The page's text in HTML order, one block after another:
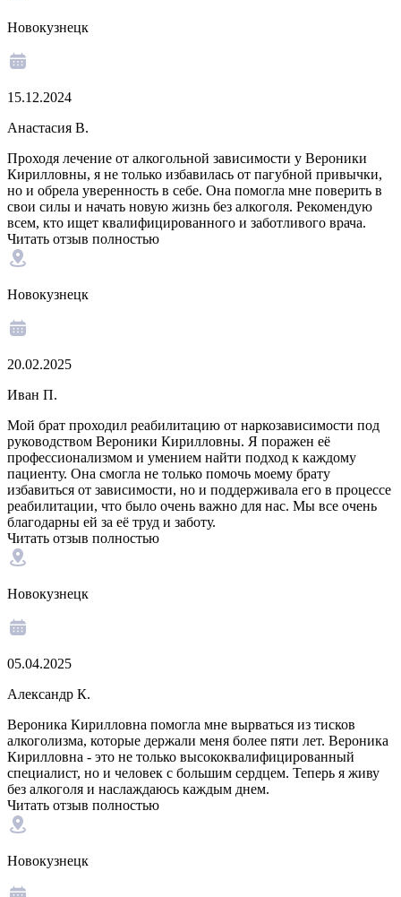
Новокузнецк
15.12.2024
Анастасия В.
Проходя лечение от алкогольной зависимости у Вероники
Кирилловны, я не только избавилась от пагубной привычки,
но и обрела уверенность в себе. Она помогла мне поверить в
свои силы и начать новую жизнь без алкоголя. Рекомендую
всем, кто ищет квалифицированного и заботливого врача.
Читать отзыв полностью
Новокузнецк
20.02.2025
Иван П.
Мой брат проходил реабилитацию от наркозависимости под
руководством Вероники Кирилловны. Я поражен её
профессионализмом и умением найти подход к каждому
пациенту. Она смогла не только помочь моему брату
избавиться от зависимости, но и поддерживала его в процессе
реабилитации, что было очень важно для нас. Мы все очень
благодарны ей за её труд и заботу.
Читать отзыв полностью
Новокузнецк
05.04.2025
Александр К.
Вероника Кирилловна помогла мне вырваться из тисков
алкоголизма, которые держали меня более пяти лет. Вероника
Кирилловна - это не только высококвалифицированный
специалист, но и человек с большим сердцем. Теперь я живу
без алкоголя и наслаждаюсь каждым днем.
Читать отзыв полностью
Новокузнецк